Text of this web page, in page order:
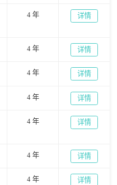
4 年 详情
4 年 详情
4 年 详情
4 年 详情
4 年 详情
4 年 详情
4 年 详情